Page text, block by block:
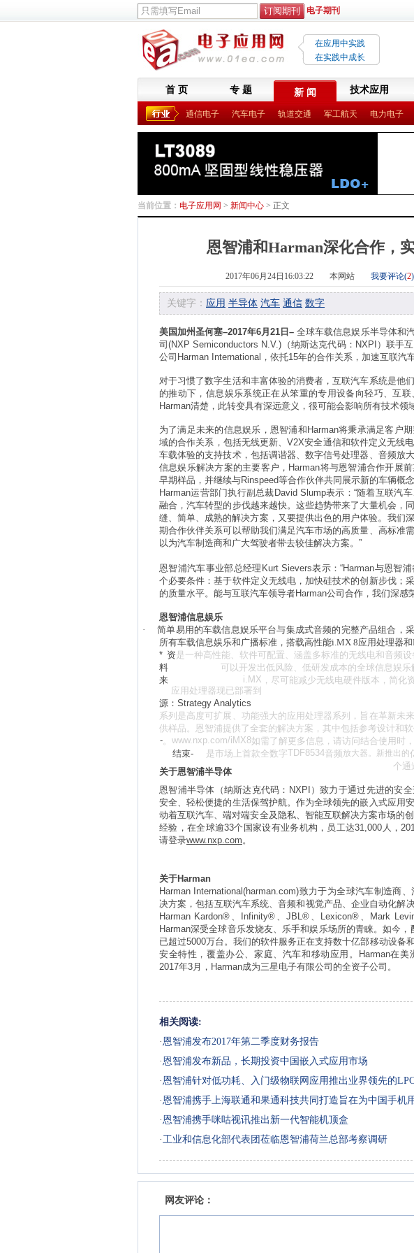
电子期刊
在应用中实践
在实践中成长
首 页 专 题 新 闻 技术应用
通信电子 汽车电子 轨道交通 军工航天 电力电子
当前位置： 电子应用网 > 新闻中心 > 正文
恩智浦和Harman深化合作，
2017年06月24日16:03:22 本网站 我要评论(2)
关键字： 应用 半导体 汽车 通信 数字
美国加州圣何塞–2017年6月21 日–全球车载信息娱乐半导体和
司(NXP Semiconductors N.V.) （纳斯达克代码： NXPI ）联手
公司 Harman International ，依托15年的合作关系，加速互联汽
对于习惯了数字生活和丰富体验的消费者，互联汽车系统是他
的推动下，信息娱乐系统正在从笨重的专用设备向轻巧、互
Harman清楚，此转变具有深远意义，很可能会影响所有技术领
为了满足未来的信息娱乐，恩智浦和 Harman将秉承满足客户
域的合作关系，包括无线更新、V2X安全通信和软件定义无线
车载体验的支持技术，包括调谐器、数字信号处理器、音频放
信息娱乐解决方案的主要客户， Harman将与恩智浦合作开展
早期样品，并继续与Rinspeed等合作伙伴共同展示新的车辆概念
Harman运营部门执行副总裁 David Slump表示： “随着互联汽
融合，汽车转型的步伐越来越快。这些趋势带来了大量机会，
缝、简单、成熟的解决方案，又要提供出色的用户体验。我们
期合作伙伴关系可以帮助我们满足汽车市场的高质量、高标准
以为汽车制造商和广大驾驶者带去较佳解决方案。 ”
恩智浦汽车事业部总经理 Kurt Sievers表示：“Harman与恩智
个必要条件：基于软件定义无线电，加快硅技术的创新步伐；
的质量水平。能与互联汽车领导者Harman公司合作，我们深感
恩智浦信息娱乐
·
简单易用的车载信息娱乐平台与集成式音频的完整产品组合，
所有车载信息娱乐和广播标准，搭载高性能i.MX 8应用处理器和
是一种高性能、软件可配置、涵盖多标准的无线电和音频设
可以开发出低风险、低研发成本的全球信息娱
，尽可能减少无线电硬件版本，简化
i.MX
应用处理器现已部署到
系列是高度可扩展、功能强大的应用处理器系列，旨在革新未
供样品。恩智浦提供了全套的解决方案，其中包括参考设计和
结合使用时
如需了解更多信息，请访问
www.nxp.com/iMX8
。
音频放大器。新推出的
TDF8534
是市场上首款全数字
个通
* 资
料
来
源： Strategy Analytics
-
结束-
关于恩智浦半导体
恩智浦半导体（纳斯达克代码： NXPI ）致力于通过先进的安
安全、轻松便捷的生活保驾护航。作为全球领先的嵌入式应用
动着互联汽车、端对端安全及隐私、智能互联解决方案市场的
经验，在全球逾33个国家设有业务机构，员工达31,000 人，
请登录www.nxp.com。
关于Harman
Harman International(harman.com)致力于为全球汽车制造商
决方案，包括互联汽车系统、音频和视觉产品、企业自动化解
Harman Kardon® 、 Infinity® 、JBL® 、 Lexicon® 、 Mark
Harman深受全球音乐发烧友、乐手和娱乐场所的青睐。如今，
已超过5000万台。我们的软件服务正在支持数十亿部移动设备
安全特性，覆盖办公、家庭、汽车和移动应用。
Harman在美
2017年3月， Harman成为三星电子有限公司的全资子公司。
相关阅读:
·恩智浦发布2017年第二季度财务报告
·恩智浦发布新品，长期投资中国嵌入式应用市场
·恩智浦针对低功耗、入门级物联网应用推出业界领先的
突破性创新
·恩智浦携手上海联通和果通科技共同打造旨在为中国手机
便利性的安全eSIM解决方案
·恩智浦携手咪咕视讯推出新一代智能机顶盒
·工业和信息化部代表团莅临恩智浦荷兰总部考察调研
网友评论：